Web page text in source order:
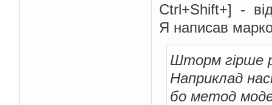
Ctrl+Shift+] - від
Я написав
Шторм гірше
Наприклад
бо метод